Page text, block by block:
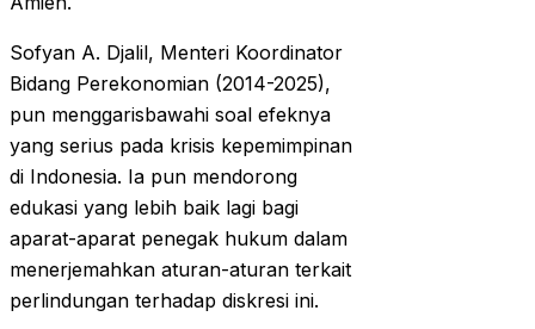
Sofyan A. Djalil, Menteri Koordinator
Bidang Perekonomian (2014-2025),
pun menggarisbawahi soal efeknya
yang serius pada krisis kepemimpinan
di Indonesia. Ia pun mendorong
edukasi yang lebih baik lagi bagi
aparat-aparat penegak hukum dalam
menerjemahkan aturan-aturan terkait
perlindungan terhadap diskresi ini.